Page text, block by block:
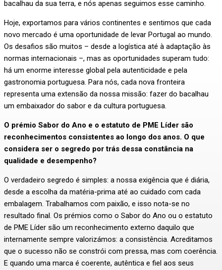
bacalhau da sua terra, e nós apenas seguimos esse caminho.
Hoje, exportamos para vários continentes e sentimos que cada
novo mercado é uma oportunidade de levar Portugal ao mundo.
Os desafios são muitos – desde a logística até à adaptação às
normas internacionais –, mas as oportunidades superam tudo:
há um enorme interesse global pela autenticidade e pela
gastronomia portuguesa. Para nós, cada nova fronteira
representa uma extensão da nossa missão: fazer do bacalhau
um embaixador do sabor e da cultura portuguesa.
O prémio Sabor do Ano e o estatuto de PME Líder são
reconhecimentos consistentes ao longo dos anos. O que
considera ser o segredo por trás dessa constância na
qualidade e desempenho?
O verdadeiro segredo é simples: a nossa exigência que é diária,
desde a escolha da matéria-prima até ao cuidado com cada
embalagem. Trabalhamos com paixão, e isso nota-se no
resultado final. Os prémios como o Sabor do Ano ou o estatuto
de PME Líder são um reconhecimento externo daquilo que
internamente sempre valorizámos: a consistência. Acreditamos
que o sucesso não se constrói com pressa, mas com coerência.
E quando uma marca é coerente, autêntica e fiel aos seus